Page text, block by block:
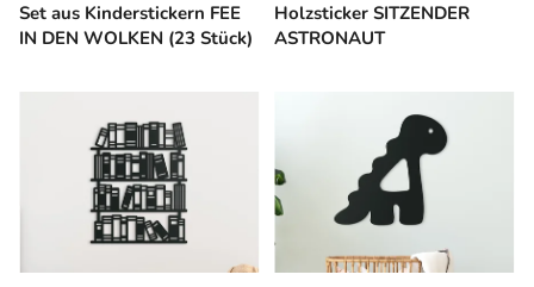
Set aus Kinderstickern FEE
IN DEN WOLKEN (23 Stück)
Holzsticker SITZENDER
ASTRONAUT